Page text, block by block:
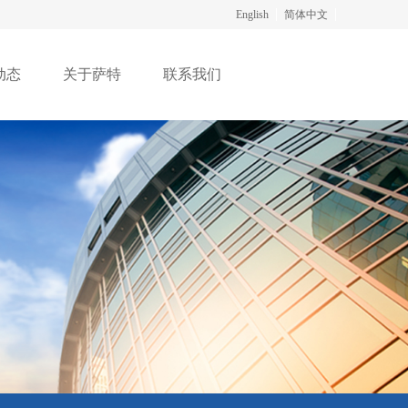
English 简体中文
态 关于萨特 联系我们